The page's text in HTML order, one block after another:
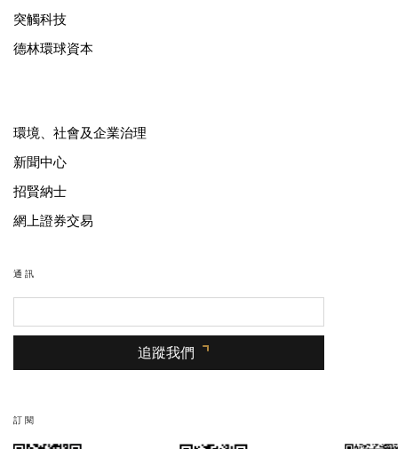
突觸科技
德林環球資本
環境、社會及企業治理
新聞中心
招賢納士
網上證券交易
通訊
追蹤我們
訂閱